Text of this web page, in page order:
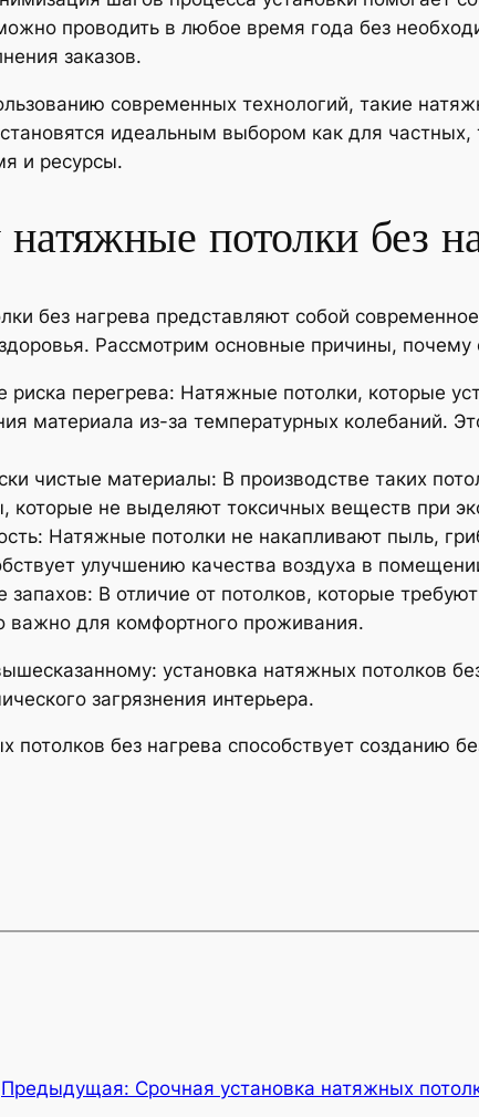
проводить в любое время года без
заказов.
современных технологий, такие
идеальным выбором как для
и ресурсы.
потолки без
без нагрева представляют собой
Рассмотрим основные причины,
риска перегрева: Натяжные потолки, которые
материала из-за температурных колебаний.
чистые материалы: В производстве таких
которые не выделяют токсичных веществ при
Натяжные потолки не накапливают пыль,
улучшению качества воздуха в
запахов: В отличие от потолков, которые
важно для комфортного проживания.
установка натяжных потолков
загрязнения интерьера.
потолков без нагрева способствует созданию
Предыдущая: Срочная установка натяжных